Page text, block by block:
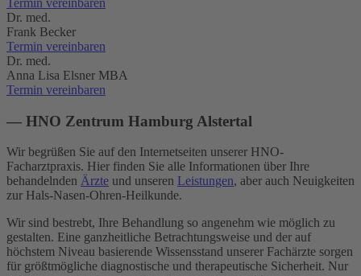
Termin vereinbaren
Dr. med.
Frank Becker
Termin vereinbaren
Dr. med.
Anna Lisa Elsner MBA
Termin vereinbaren
— HNO Zentrum Hamburg Alstertal
Wir begrüßen Sie auf den Internetseiten unserer HNO-
Facharztpraxis. Hier finden Sie alle Informationen über Ihre
behandelnden Ärzte und unseren Leistungen, aber auch Neuigkeiten
zur Hals-Nasen-Ohren-Heilkunde.
Wir sind bestrebt, Ihre Behandlung so angenehm wie möglich zu
gestalten. Eine ganzheitliche Betrachtungsweise und der auf
höchstem Niveau basierende Wissensstand unserer Fachärzte sorgen
für größtmögliche diagnostische und therapeutische Sicherheit. Nur